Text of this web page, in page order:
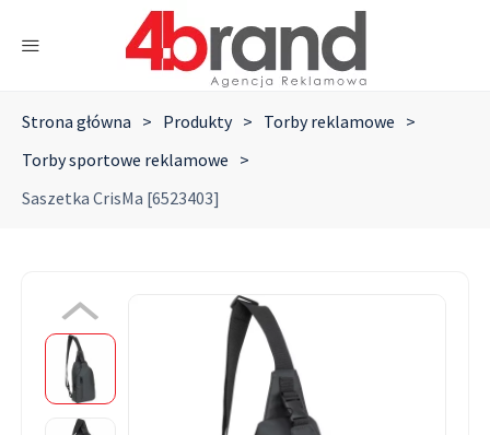
Strona główna > Produkty > Torby reklamowe >
Torby sportowe reklamowe >
Saszetka CrisMa [6523403]